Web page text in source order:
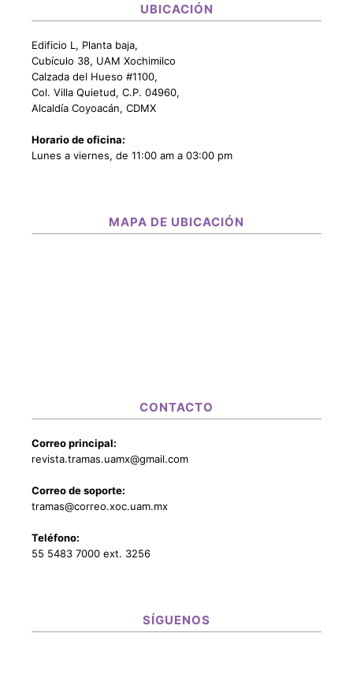
UBICACIÓN
Edificio L, Planta baja,
Cubículo 38, UAM Xochimilco
Calzada del Hueso #1100,
Col. Villa Quietud, C.P. 04960,
Alcaldía Coyoacán, CDMX
Horario de oficina:
Lunes a viernes, de 11:00 am a 03:00 pm
MAPA DE UBICACIÓN
CONTACTO
Correo principal:
revista.tramas.uamx@gmail.com
Correo de soporte:
tramas@correo.xoc.uam.mx
Teléfono:
55 5483 7000 ext. 3256
SÍGUENOS